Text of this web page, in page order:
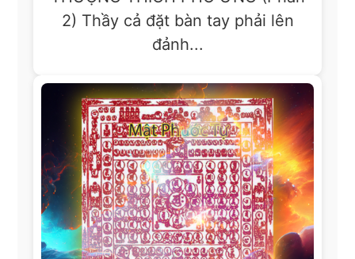
2) Thầy cả đặt bàn tay phải lên
đảnh...